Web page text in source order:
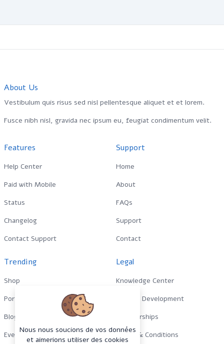
About Us
Vestibulum quis risus sed nisl pellentesque aliquet et et lorem.
Fusce nibh nisl, gravida nec ipsum eu, feugiat condimentum velit.
Features
Help Center
Paid with Mobile
Status
Changelog
Contact Support
Support
Home
About
FAQs
Support
Contact
Trending
Shop
Portfolio
Blog
Events
Legal
Knowledge Center
Custom Development
Sponsorships
Terms & Conditions
Nous nous soucions de vos données
et aimerions utiliser des cookies